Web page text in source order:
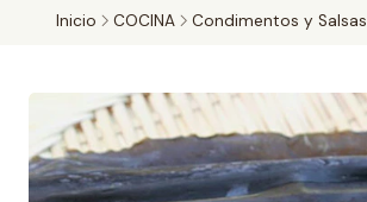
Inicio COCINA Condimentos y Salsas